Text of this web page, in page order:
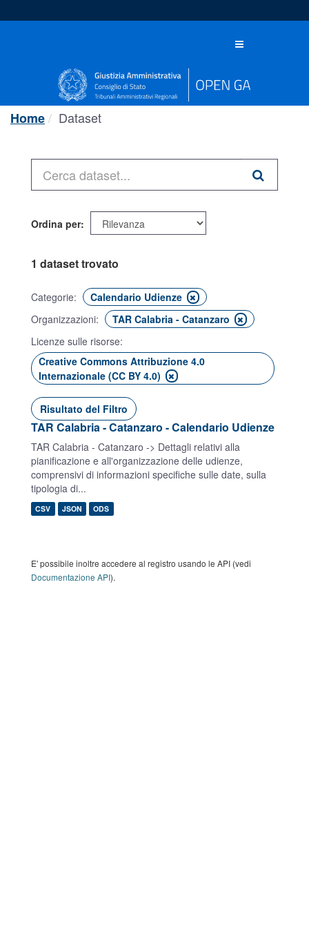
al
Toggle
Home Dataset
Ordina per
1 dataset trovato
Categorie:
Calendario Udienze
Organizzazioni:
TAR Calabria - Catanzaro
Licenze sulle risorse:
Creative Commons Attribuzione 4.0
Internazionale (CC BY 4.0)
Risultato del Filtro
TAR Calabria - Catanzaro - Calendario Udienze
TAR Calabria - Catanzaro -> Dettagli relativi alla
pianificazione e all'organizzazione delle udienze,
comprensivi di informazioni specifiche sulle date, sulla
tipologia di...
CSV JSON ODS
E' possibile inoltre accedere al registro usando le API (vedi
Documentazione API).